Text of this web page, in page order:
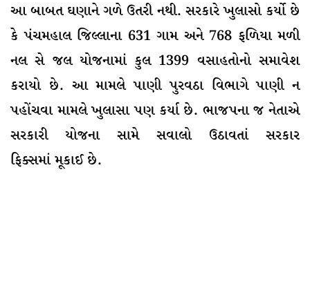
આ બાબત ઘણાને ગળે ઉતરી નથી. સરકારે ખુલાસો કર્યો છે
કે પંચમહાલ જિલ્લાના 631 ગામ અને 768 ફળિયા મળી
નલ સે જલ યોજનામાં કુલ 1399 વસાહતોનો સમાવેશ
કરાયો છે. આ મામલે પાણી પુરવઠા વિભાગે પાણી ન
પહોંચવા મામલે ખુલાસા પણ કર્યા છે. ભાજપના જ નેતાએ
સરકારી યોજના સામે સવાલો ઉઠાવતાં સરકાર
ફિક્સમાં મૂકાઈ છે.